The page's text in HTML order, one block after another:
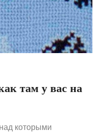
там у вас на
которыми